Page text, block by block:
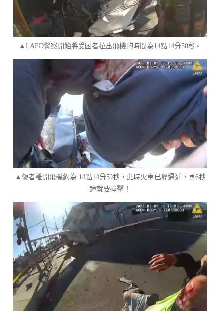
▲LAPD警察開始將受困者拉出飛機的時間為14點14分50秒。
▲傷者離開飛機約為 14點14分59秒，此時火車已經逼近，再6秒
鐘就要撞擊！